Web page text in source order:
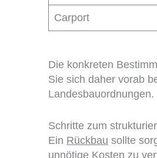
Carport
Die konkreten
Sie sich daher vorab
Landesbauordnungen.
Schritte zum
Ein Rückbau sollte
unnötige Kosten zu